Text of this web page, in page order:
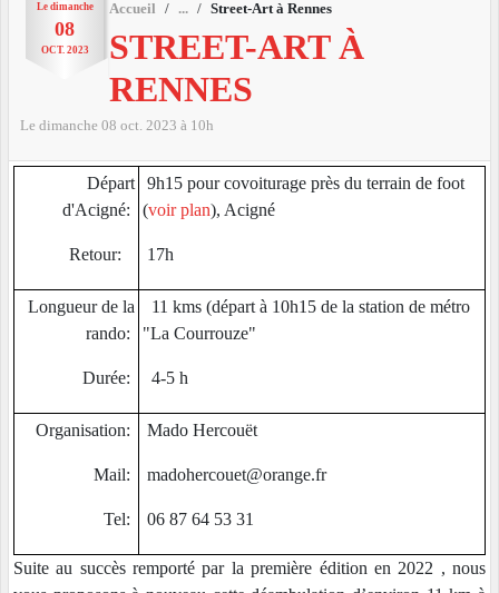
Le dimanche
08
OCT. 2023
Accueil Street-Art à Rennes
STREET-ART À
RENNES
Le dimanche 08 oct. 2023 à 10h
Départ
d'Acigné:
Retour:
9h15 pour covoiturage près du terrain de foot
(voir plan), Acigné
17h
Longueur de la
rando:
Durée:
11 kms (départ à 10h15 de la station de métro
"La Courrouze"
4-5 h
Organisation:
Mail:
Tel:
Mado Hercouët
madohercouet@orange.fr
06 87 64 53 31
Suite au succès remporté par la première édition en 2022 , nous